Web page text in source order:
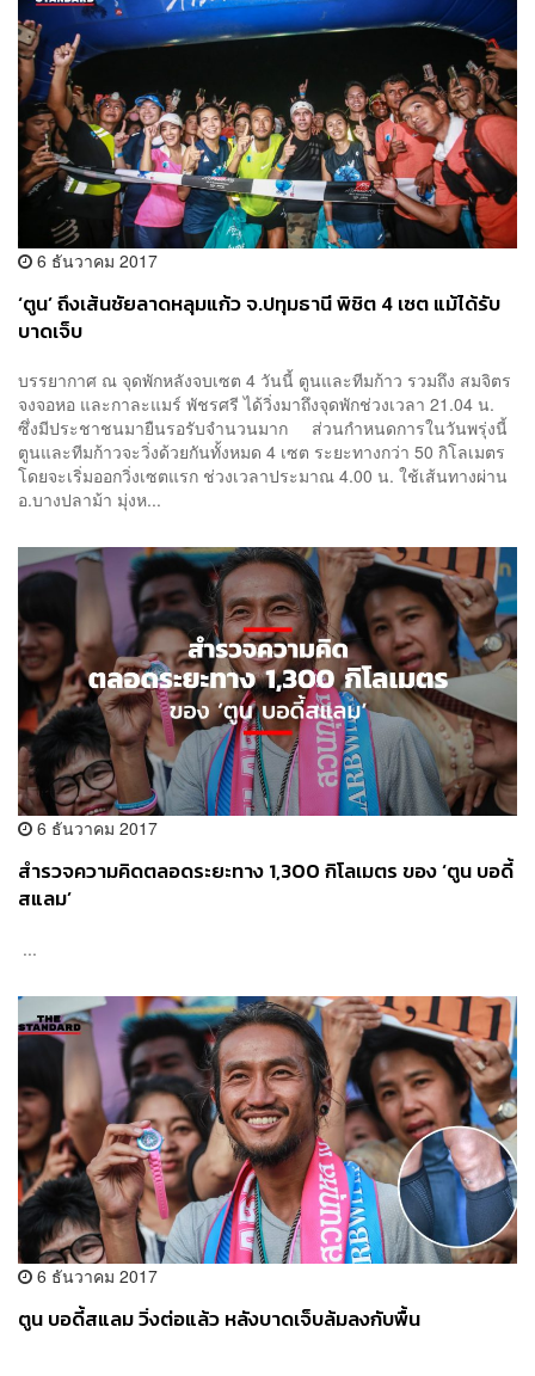
6 ธันวาคม 2017
‘ตูน’ ถึงเส้นชัยลาดหลุมแก้ว จ.ปทุมธานี พิชิต 4 เซต แม้ได้รับ
บาดเจ็บ
บรรยากาศ ณ จุดพักหลังจบเซต 4 วันนี้ ตูนและทีมก้าว รวมถึง สมจิตร
จงจอหอ และกาละแมร์ พัชรศรี ได้วิ่งมาถึงจุดพักช่วงเวลา 21.04 น.
ซึ่งมีประชาชนมายืนรอรับจำนวนมาก ส่วนกำหนดการในวันพรุ่งนี้
ตูนและทีมก้าวจะวิ่งด้วยกันทั้งหมด 4 เซต ระยะทางกว่า 50 กิโลเมตร
โดยจะเริ่มออกวิ่งเซตแรก ช่วงเวลาประมาณ 4.00 น. ใช้เส้นทางผ่าน
อ.บางปลาม้า มุ่งห...
6 ธันวาคม 2017
สำรวจความคิดตลอดระยะทาง 1,300 กิโลเมตร ของ ‘ตูน บอดี้
สแลม’
...
6 ธันวาคม 2017
ตูน บอดี้สแลม วิ่งต่อแล้ว หลังบาดเจ็บล้มลงกับพื้น